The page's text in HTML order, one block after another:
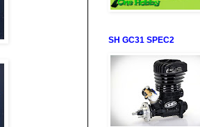
SH GC31 SPEC2